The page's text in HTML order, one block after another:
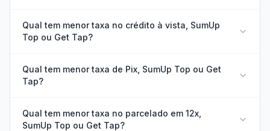
Qual tem menor taxa no crédito à vista, SumUp
Top ou Get Tap?
Qual tem menor taxa de Pix, SumUp Top ou Get
Tap?
Qual tem menor taxa no parcelado em 12x,
SumUp Top ou Get Tap?